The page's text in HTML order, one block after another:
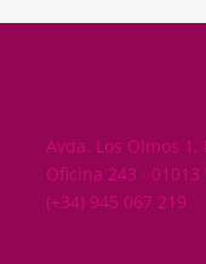
Avda. Los Olmos 1,
Oficina 243 ·
(+34) 945 067 219